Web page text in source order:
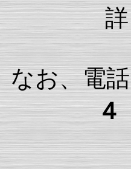
なお、電
４